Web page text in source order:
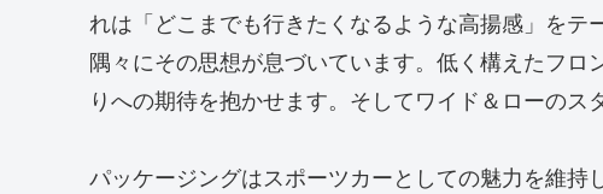
れは「どこまでも行きたくなるような高揚感」を
隅々にその思想が息づいています。低く構えたフ
りへの期待を抱かせます。そしてワイド＆ローのス
パッケージングはスポーツカーとしての魅力を維